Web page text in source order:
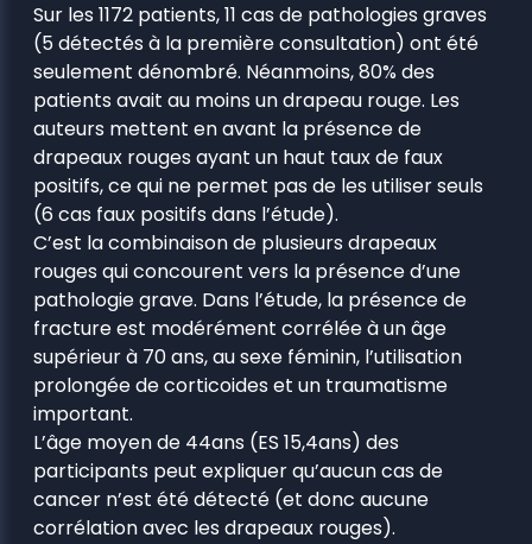
Sur les 1172 patients, 11 cas de pathologies graves
(5 détectés à la première consultation) ont été
seulement dénombré. Néanmoins, 80% des
patients avait au moins un drapeau rouge. Les
auteurs mettent en avant la présence de
drapeaux rouges ayant un haut taux de faux
positifs, ce qui ne permet pas de les utiliser seuls
(6 cas faux positifs dans l’étude).
C’est la combinaison de plusieurs drapeaux
rouges qui concourent vers la présence d’une
pathologie grave. Dans l’étude, la présence de
fracture est modérément corrélée à un âge
supérieur à 70 ans, au sexe féminin, l’utilisation
prolongée de corticoides et un traumatisme
important.
L’âge moyen de 44ans (ES 15,4ans) des
participants peut expliquer qu’aucun cas de
cancer n’est été détecté (et donc aucune
corrélation avec les drapeaux rouges).